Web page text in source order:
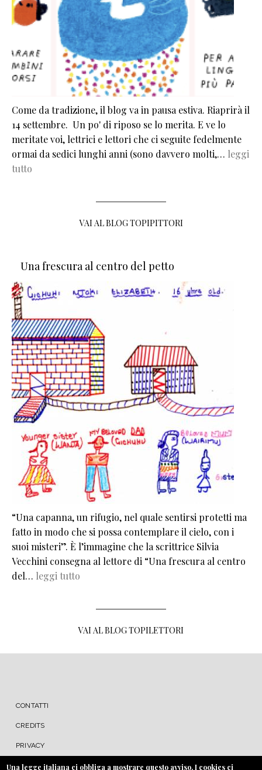
Come da tradizione, il blog va in pausa estiva. Riaprirà il
14 settembre. Un po' di riposo se lo merita. E ve lo
meritate voi, lettrici e lettori che ci seguite fedelmente
ormai da sedici lunghi anni (sono davvero molti,… leggi
tutto
VAI AL BLOG TOPIPITTORI
Una frescura al centro del petto
“Una capanna, un rifugio, nel quale sentirsi protetti ma
fatto in modo che si possa contemplare il cielo, con i
suoi misteri”. È l’immagine che la scrittrice Silvia
Vecchini consegna al lettore di “Una frescura al centro
del… leggi tutto
VAI AL BLOG TOPILETTORI
MENU FOOTER
CONTATTI
CREDITS
PRIVACY
COOKIE
Una legge italiana ci obbliga a mostrare questo avviso. I cookies ci